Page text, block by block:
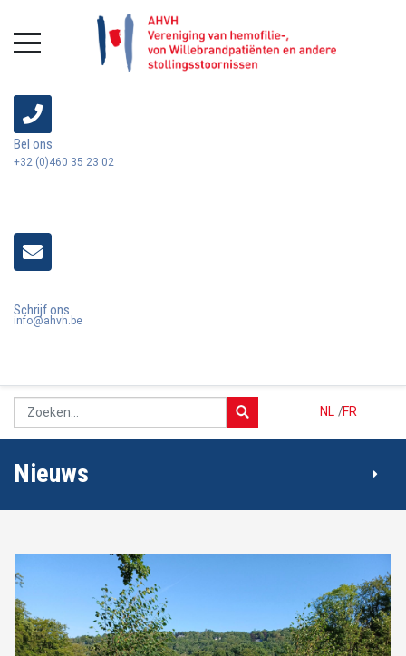
Bel ons
+32 (0)460 35 23 02
Schrijf ons
info@ahvh.be
NL FR
/
Nieuws